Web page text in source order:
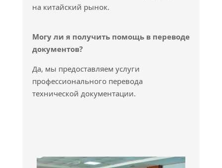
на китайский рынок.
Могу ли я получить помощь в переводе
документов?
Да, мы предоставляем услуги
профессионального перевода
технической документации.